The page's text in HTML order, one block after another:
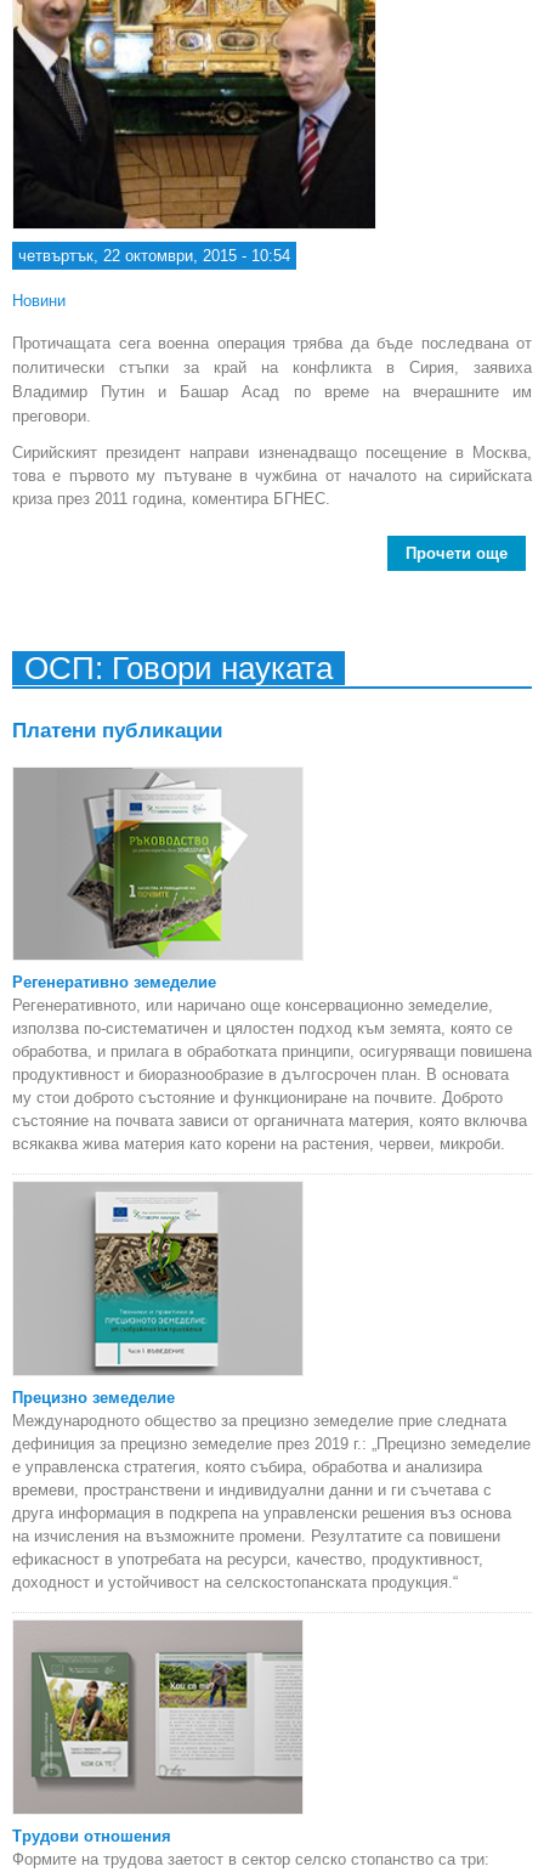
четвъртък, 22 октомври, 2015 - 10:54
Новини
Протичащата сега военна операция трябва да бъде последвана от
политически стъпки за край на конфликта в Сирия, заявиха
Владимир Путин и Башар Асад по време на вчерашните им
преговори.
Сирийският президент направи изненадващо посещение в Москва,
това е първото му пътуване в чужбина от началото на сирийската
криза през 2011 година, коментира БГНЕС.
Прочети още
ОСП: Говори науката
Платени публикации
Регенеративно земеделие
Регенеративното, или наричано още консервационно земеделие,
използва по-систематичен и цялостен подход към земята, която се
обработва, и прилага в обработката принципи, осигуряващи повишена
продуктивност и биоразнообразие в дългосрочен план. В основата
му стои доброто състояние и функциониране на почвите. Доброто
състояние на почвата зависи от органичната материя, която включва
всякаква жива материя като корени на растения, червеи, микроби.
Прецизно земеделие
Международното общество за прецизно земеделие прие следната
дефиниция за прецизно земеделие през 2019 г.: „Прецизно земеделие
е управленска стратегия, която събира, обработва и анализира
времеви, пространствени и индивидуални данни и ги съчетава с
друга информация в подкрепа на управленски решения въз основа
на изчисления на възможните промени. Резултатите са повишени
ефикасност в употребата на ресурси, качество, продуктивност,
доходност и устойчивост на селскостопанската продукция.“
Трудови отношения
Формите на трудова заетост в сектор селско стопанство са три: